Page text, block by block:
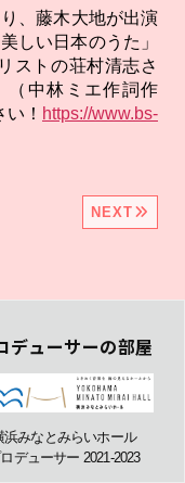
、藤木大地が出演
しい日本のうた」
ストの荘村清志さ
（中林ミエ作詞作
！ https://www.bs-
NEXT
デューサーの部屋
浜みなとみらいホール
デューサー 2021-2023